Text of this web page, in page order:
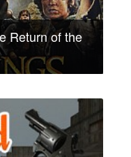
Return of the